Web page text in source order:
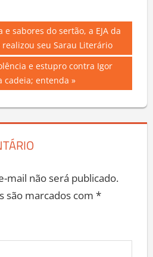
sabores do sertão, a EJA da
realizou seu Sarau Literário
e estupro contra Igor
cadeia; entenda
mail não será publicado.
são marcados com *